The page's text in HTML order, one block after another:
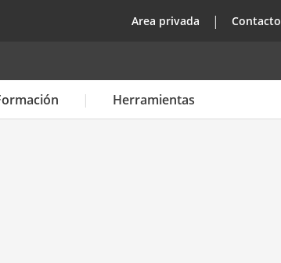
top
Area privada Contacto
Herramientas